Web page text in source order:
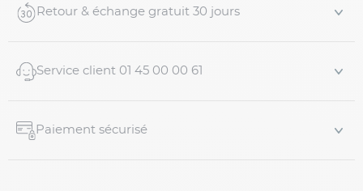
Retour & échange gratuit 30 jours
Service client 01 45 00 00 61
Paiement sécurisé